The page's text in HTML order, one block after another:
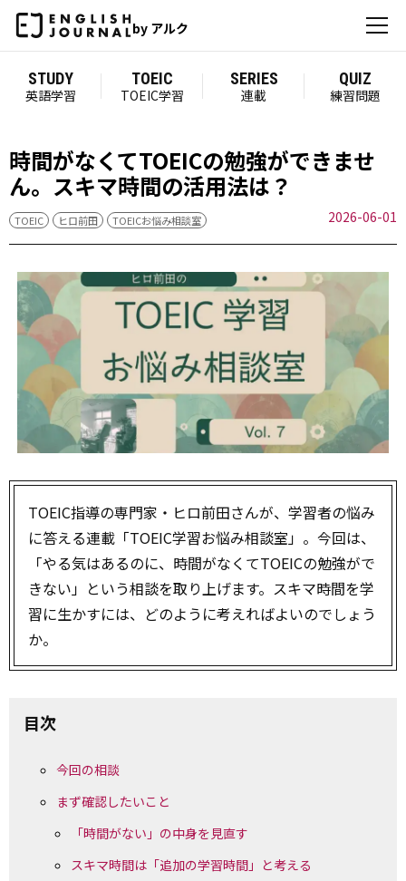
by アルク
STUDY
英語学習
TOEIC
TOEIC学習
SERIES
連載
QUIZ
練習問題
時間がなくてTOEICの勉強ができませ
ん。スキマ時間の活用法は？
TOEIC ヒロ前田 TOEICお悩み相談室 2026-06-01
TOEIC指導の専門家・ヒロ前田さんが、学習者の悩み
に答える連載「TOEIC学習お悩み相談室」。今回は、
「やる気はあるのに、時間がなくてTOEICの勉強がで
きない」という相談を取り上げます。スキマ時間を学
習に生かすには、どのように考えればよいのでしょう
か。
目次
今回の相談
まず確認したいこと
「時間がない」の中身を見直す
スキマ時間は「追加の学習時間」と考える